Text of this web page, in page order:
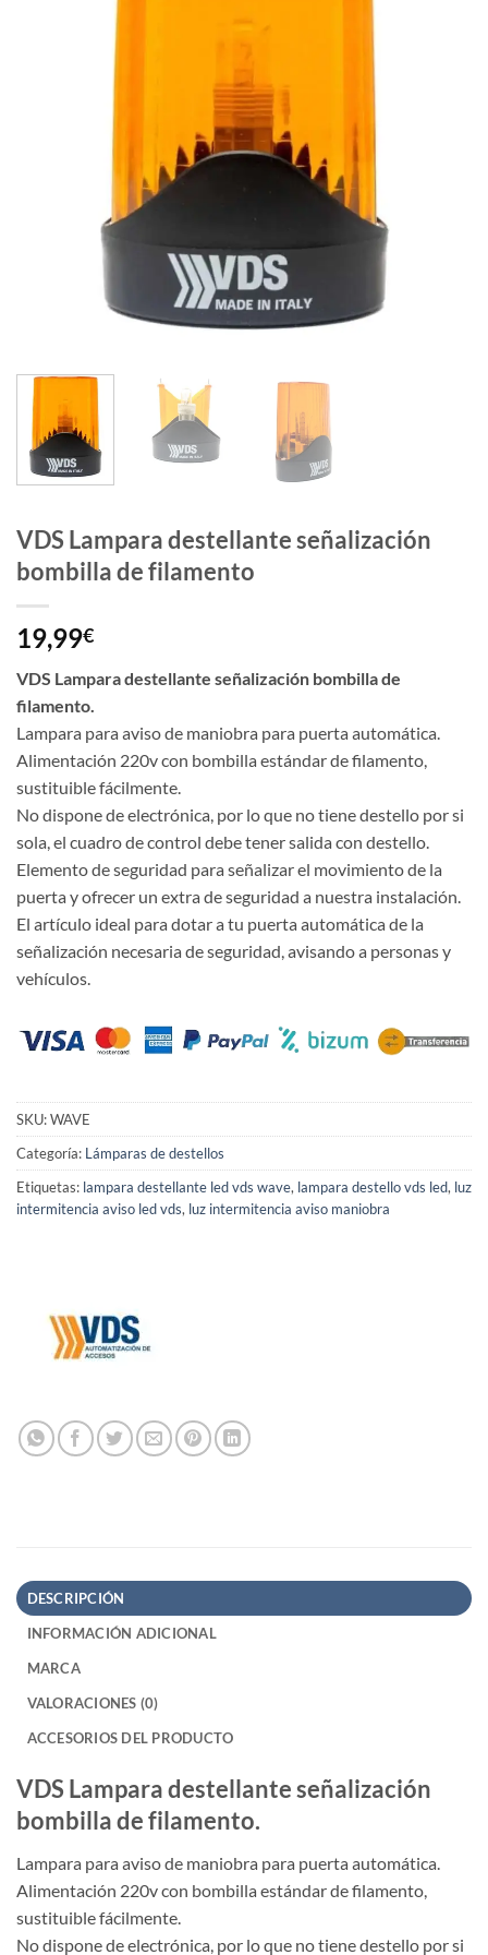
VDS Lampara destellante señalización
bombilla de filamento
19,99€
VDS Lampara destellante señalización bombilla de
filamento.
Lampara para aviso de maniobra para puerta automática.
Alimentación 220v con bombilla estándar de filamento,
sustituible fácilmente.
No dispone de electrónica, por lo que no tiene destello por si
sola, el cuadro de control debe tener salida con destello.
Elemento de seguridad para señalizar el movimiento de la
puerta y ofrecer un extra de seguridad a nuestra instalación.
El artículo ideal para dotar a tu puerta automática de la
señalización necesaria de seguridad, avisando a personas y
vehículos.
SKU:WAVE
Categoría: Lámparas de destellos
Etiquetas: lampara destellante led vds wave, lampara destello vds led, luz
intermitencia aviso led vds, luz intermitencia aviso maniobra
DESCRIPCIÓN
INFORMACIÓN ADICIONAL
MARCA
VALORACIONES (0)
ACCESORIOS DEL PRODUCTO
VDS Lampara destellante señalización
bombilla de filamento.
Lampara para aviso de maniobra para puerta automática.
Alimentación 220v con bombilla estándar de filamento,
sustituible fácilmente.
No dispone de electrónica, por lo que no tiene destello por si